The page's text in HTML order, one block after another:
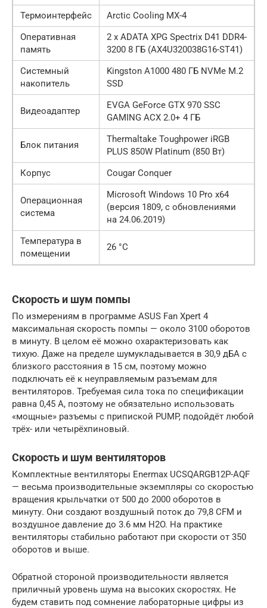
Термоинтерфейс
Arctic Cooling MX-4
Оперативная
память
2 х ADATA XPG Spectrix D41 DDR4-
3200 8 ГБ (AX4U320038G16-ST41)
Системный
накопитель
Kingston A1000 480 ГБ NVMe M.2
SSD
Видеоадаптер
EVGA GeForce GTX 970 SSC
GAMING ACX 2.0+ 4 ГБ
Блок питания
Thermaltake Toughpower iRGB
PLUS 850W Platinum (850 Вт)
Корпус
Cougar Conquer
Операционная
система
Microsoft Windows 10 Pro x64
(версия 1809, с обновлениями
на 24.06.2019)
Температура в
помещении
26 °C
Скорость и шум помпы
По измерениям в программе ASUS Fan Xpert 4
максимальная скорость помпы — около 3100 оборотов
в минуту. В целом её можно охарактеризовать как
тихую. Даже на пределе шумукладывается в 30,9 дБА с
близкого расстояния в 15 см, поэтому можно
подключать её к неуправляемым разъемам для
вентиляторов. Требуемая сила тока по спецификации
равна 0,45 А, поэтому не обязательно использовать
«мощные» разъемы с припиской PUMP, подойдёт любой
трёх- или четырёхпиновый.
Скорость и шум вентиляторов
Комплектные вентиляторы Enermax UCSQARGB12P-AQF
— весьма производительные экземпляры со скоростью
вращения крыльчатки от 500 до 2000 оборотов в
минуту. Они создают воздушный поток до 79,8 CFM и
воздушное давление до 3.6 мм H2O. На практике
вентиляторы стабильно работают при скорости от 350
оборотов и выше.
Обратной стороной производительности является
приличный уровень шума на высоких скоростях. Не
будем ставить под сомнение лабораторные цифры из